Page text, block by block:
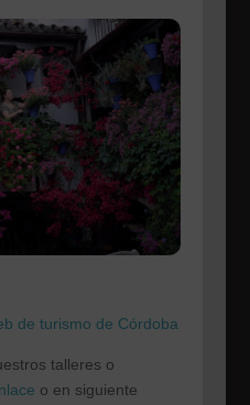
de turismo de Córdoba
talleres o
o en siguiente